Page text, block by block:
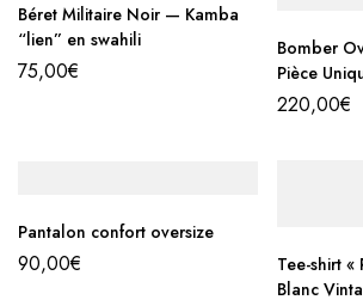
Béret Militaire Noir — Kamba
“lien” en swahili
75,00€
Bomber
Pièce
force
220,00€
Pantalon confort oversize
90,00€
Tee-shirt «
Blanc